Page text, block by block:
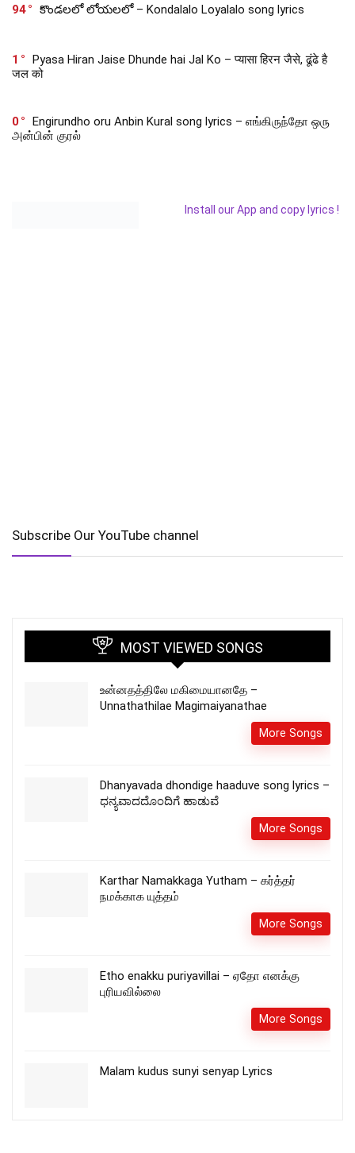
94 కొండలలో లోయలలో – Kondalalo Loyalalo song lyrics
1
Pyasa Hiran Jaise Dhunde hai Jal Ko – प्यासा हिरन जैसे, ढूंढे है
जल को
0
Engirundho oru Anbin Kural song lyrics – எங்கிருந்தோ ஒரு
அன்பின் குரல்
Install our App and copy lyrics !
Subscribe Our YouTube channel
MOST VIEWED SONGS
உன்னதத்திலே மகிமையானதே –
Unnathathilae Magimaiyanathae
More Songs
Dhanyavada dhondige haaduve song lyrics –
ಧನ್ಯವಾದದೊಂದಿಗೆ ಹಾಡುವೆ
More Songs
Karthar Namakkaga Yutham – கர்த்தர்
நமக்காக யுத்தம்
More Songs
Etho enakku puriyavillai – ஏதோ எனக்கு
புரியவில்லை
More Songs
Malam kudus sunyi senyap Lyrics